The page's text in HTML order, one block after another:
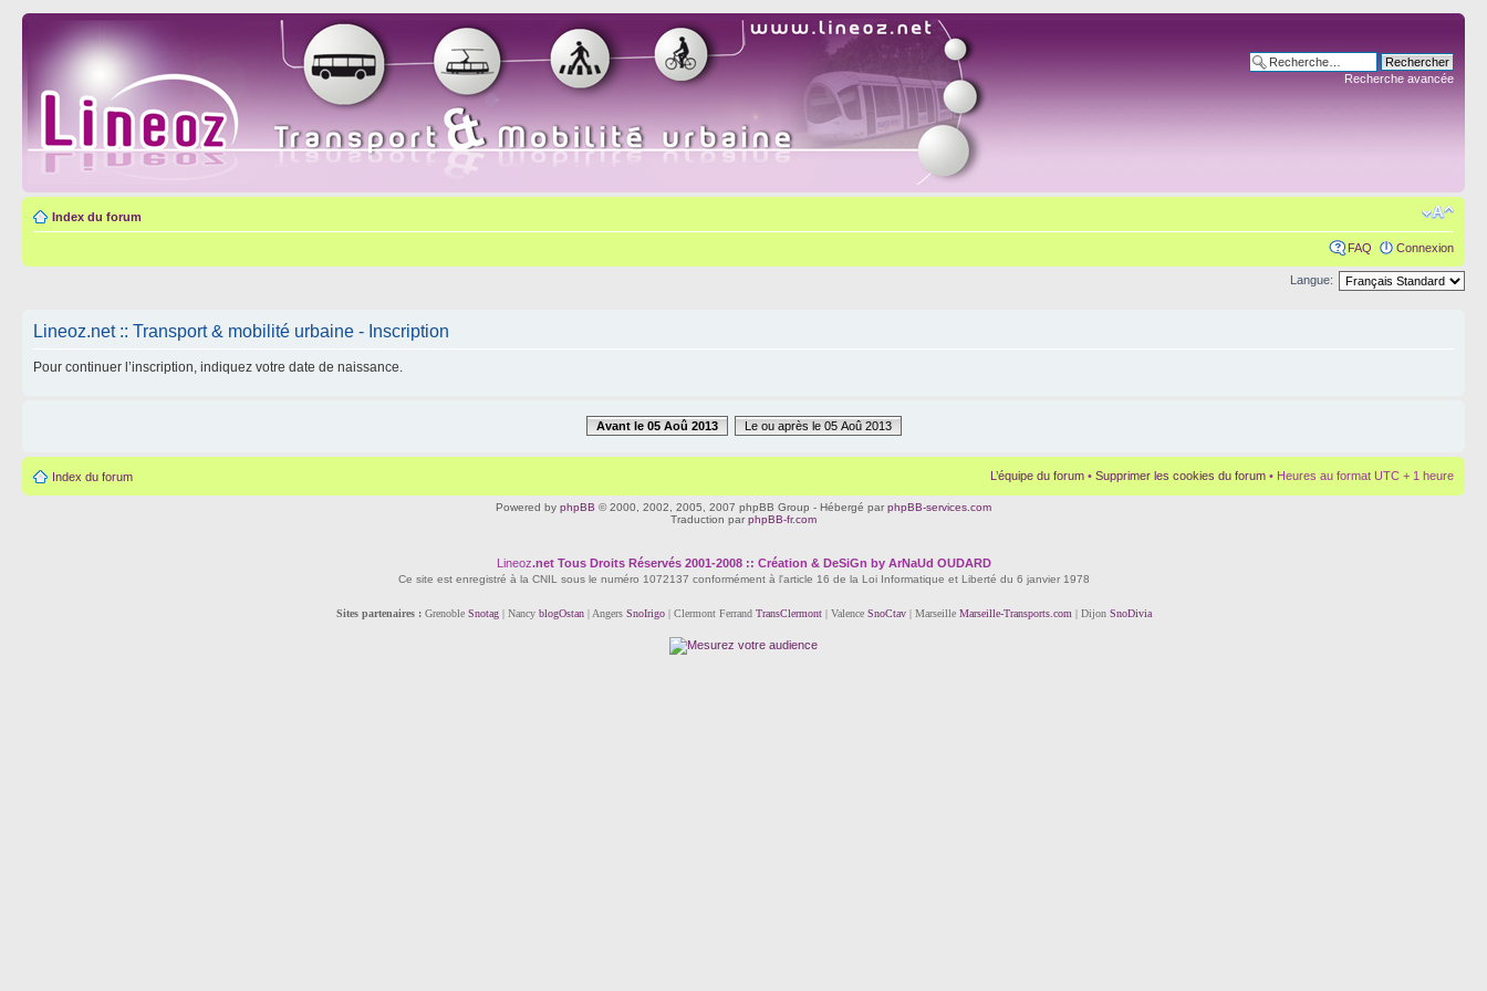
Recherche avancée
Index du forum
FAQ Connexion
Langue:
Lineoz.net :: Transport & mobilité urbaine - Inscription
Pour continuer l’inscription, indiquez votre date de naissance.
Avant le 05 Aoû 2013 Le ou après le 05 Aoû 2013
Index du forum L’équipe du forum • Supprimer les cookies du forum • Heures au format UTC + 1 heure
Powered by phpBB © 2000, 2002, 2005, 2007 phpBB Group - Hébergé par phpBB-services.com
Traduction par phpBB-fr.com
Lineoz.netTous Droits Réservés 2001-2008 :: Création & DeSiGn by ArNaUd OUDARD
Ce site est enregistré à la CNIL sous le numéro 1072137 conformément à l'article 16 de la Loi Informatique et Liberté du 6 janvier 1978
Sites partenaires :Grenoble Snotag| Nancy blogOstan| Angers SnoIrigo| Clermont Ferrand TransClermont| Valence SnoCtav| Marseille Marseille-Transports.com | Dijon SnoDivia